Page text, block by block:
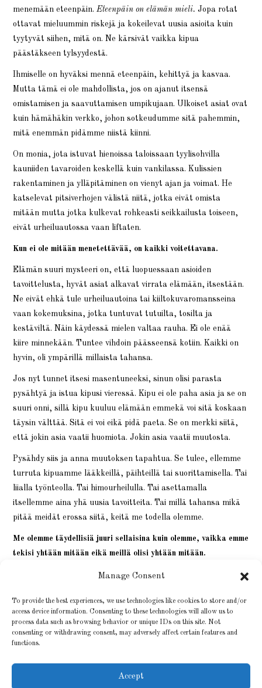
Manage Consent
To provide the best experiences, we use technologies like cookies to store and/or
access device information. Consenting to these technologies will allow us to
process data such as browsing behavior or unique IDs on this site. Not
consenting or withdrawing consent, may adversely affect certain features and
functions.
Accept
menemään eteenpäin.Eteenpäin on elämän mieli. Jopa rotat
ottavat mieluummin riskejä ja kokeilevat uusia asioita kuin
tyytyvät siihen, mitä on. Ne kärsivät vaikka kipua
päästäkseen tylsyydestä.
Ihmiselle on hyväksi mennä eteenpäin, kehittyä ja kasvaa.
Mutta tämä ei ole mahdollista, jos on ajanut itsensä
omistamisen ja saavuttamisen umpikujaan. Ulkoiset asiat ovat
kuin hämähäkin verkko, johon sotkeudumme sitä pahemmin,
mitä enemmän pidämme niistä kiinni.
On monia, jota istuvat hienoissa taloissaan tyylisohvilla
kauniiden tavaroiden keskellä kuin vankilassa. Kulissien
rakentaminen ja ylläpitäminen on vienyt ajan ja voimat. He
katselevat pitsiverhojen välistä niitä, jotka eivät omista
mitään mutta jotka kulkevat rohkeasti seikkailusta toiseen,
eivät urheiluautossa vaan liftaten.
Kun ei ole mitään menetettävää, on kaikki voitettavana.
Elämän suuri mysteeri on, että luopuessaan asioiden
tavoittelusta, hyvät asiat alkavat virrata elämään, itsestään.
Ne eivät ehkä tule urheiluautoina tai kiiltokuvaromansseina
vaan kokemuksina, jotka tuntuvat tutuilta, tosilta ja
kestäviltä. Näin käydessä mielen valtaa rauha. Ei ole enää
kiire minnekään. Tuntee vihdoin päässeensä kotiin. Kaikki on
hyvin, oli ympärillä millaista tahansa.
Jos nyt tunnet itsesi masentuneeksi, sinun olisi parasta
pysähtyä ja istua kipusi vieressä. Kipu ei ole paha asia ja se on
suuri onni, sillä kipu kuuluu elämään emmekä voi sitä koskaan
täysin välttää. Sitä ei voi eikä pidä paeta. Se on merkki siitä,
että jokin asia vaatii huomiota. Jokin asia vaatii muutosta.
Pysähdy siis ja anna muutoksen tapahtua. Se tulee, ellemme
turruta kipuamme lääkkeillä, päihteillä tai suorittamisella. Tai
liialla työnteolla. Tai himourheilulla. Tai asettamalla
itsellemme aina yhä uusia tavoitteita. Tai millä tahansa mikä
pitää meidät erossa siitä, keitä me todella olemme.
Me olemme täydellisiä juuri sellaisina kuin olemme, vaikka emme
tekisi yhtään mitään eikä meillä olisi yhtään mitään.
Päivittäinen kahdenkymmenen minuutin hiljainen hetki auttaa
ja aivan erityisesti kun satoi.